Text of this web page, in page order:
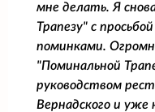
мне делать. Я
Трапезу" с
поминками.
"Поминальной
руководством
Вернадского и уже